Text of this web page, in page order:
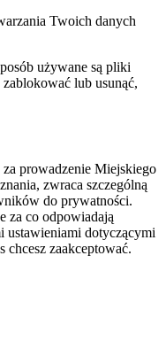
Twoich danych
używane są pliki
lub usunąć,
prowadzenie Miejskiego
zwraca szczególną
do prywatności.
za co odpowiadają
ustawieniami dotyczącymi
zaakceptować.